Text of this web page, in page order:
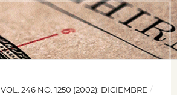
VOL. 246 NO. 1250 (2002): DICIEMBRE /